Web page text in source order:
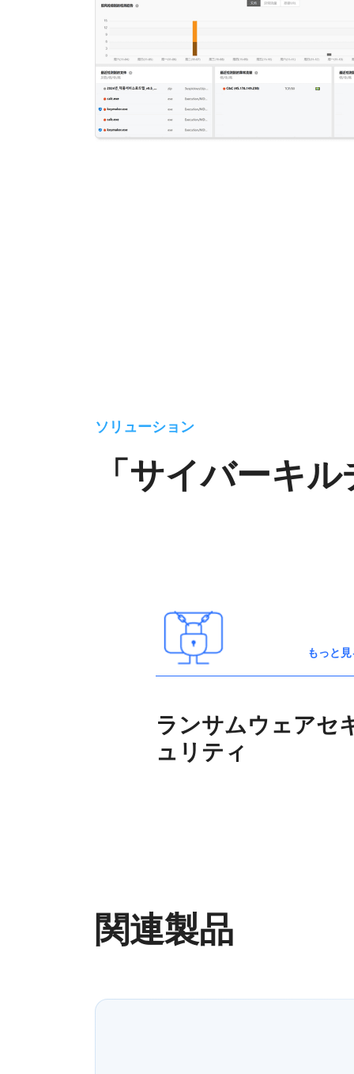
ソリューション
「サイバーキ
もっと見
ランサムウェアセ
ュリティ
関連製品